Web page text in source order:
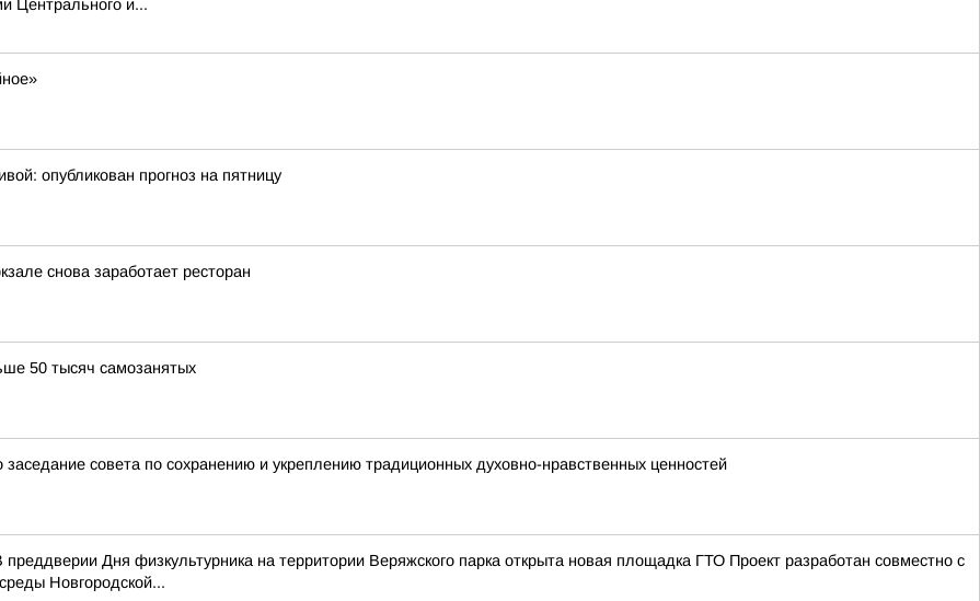
Центрального и...
опубликован прогноз на пятницу
снова заработает ресторан
50 тысяч самозанятых
совета по сохранению и укреплению традиционных духовно-нравственных ценностей
Дня физкультурника на территории Веряжского парка открыта новая площадка ГТО Проект разработан совместно с
Новгородской...